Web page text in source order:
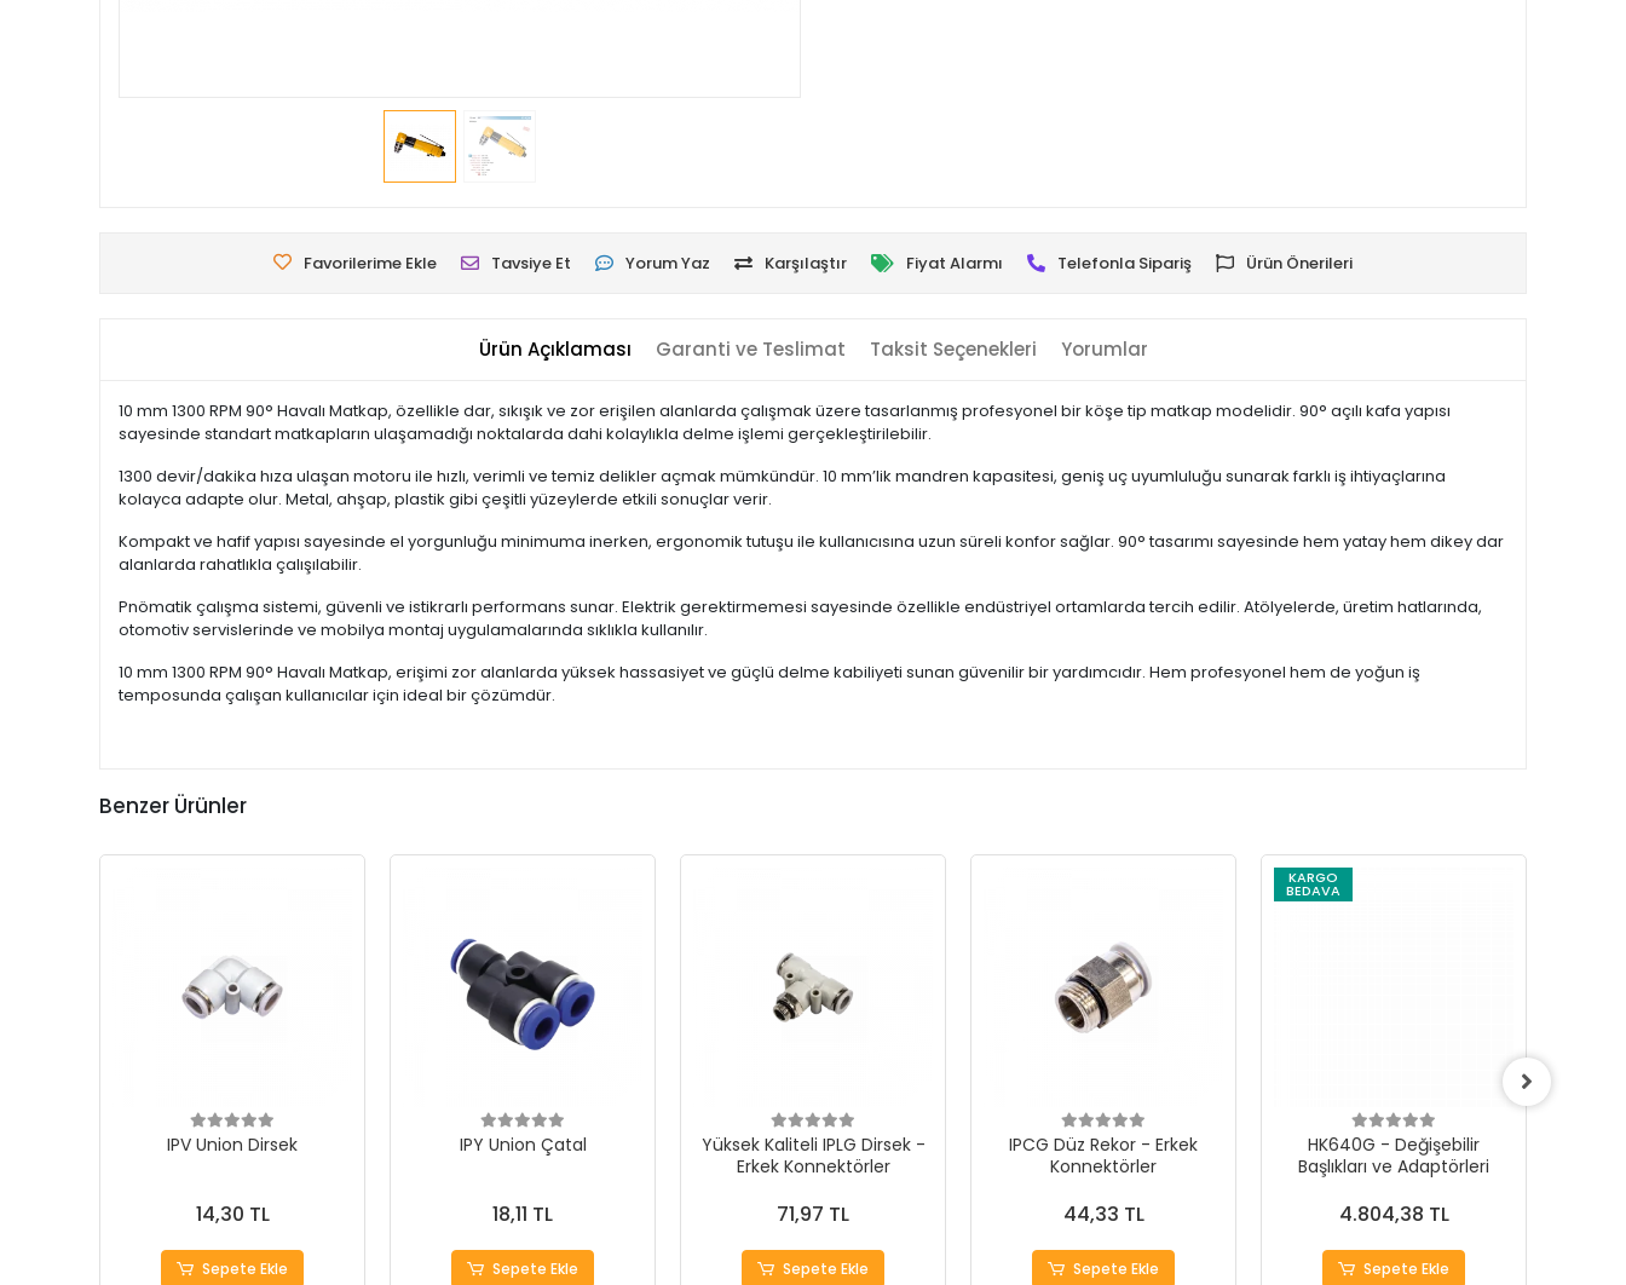
Favorilerime Ekle Tavsiye Et Yorum Yaz Karşılaştır Fiyat Alarmı Telefonla Sipariş Ürün Önerileri
Ürün Açıklaması Garanti ve Teslimat Taksit Seçenekleri Yorumlar
10 mm 1300 RPM 90° Havalı Matkap, özellikle dar, sıkışık ve zor erişilen alanlarda çalışmak üzere tasarlanmış profesyonel bir köşe tip matkap modelidir. 90° açılı kafa yapısı
sayesinde standart matkapların ulaşamadığı noktalarda dahi kolaylıkla delme işlemi gerçekleştirilebilir.
1300 devir/dakika hıza ulaşan motoru ile hızlı, verimli ve temiz delikler açmak mümkündür. 10 mm’lik mandren kapasitesi, geniş uç uyumluluğu sunarak farklı iş ihtiyaçlarına
kolayca adapte olur. Metal, ahşap, plastik gibi çeşitli yüzeylerde etkili sonuçlar verir.
Kompakt ve hafif yapısı sayesinde el yorgunluğu minimuma inerken, ergonomik tutuşu ile kullanıcısına uzun süreli konfor sağlar. 90° tasarımı sayesinde hem yatay hem dikey dar
alanlarda rahatlıkla çalışılabilir.
Pnömatik çalışma sistemi, güvenli ve istikrarlı performans sunar. Elektrik gerektirmemesi sayesinde özellikle endüstriyel ortamlarda tercih edilir. Atölyelerde, üretim hatlarında,
otomotiv servislerinde ve mobilya montaj uygulamalarında sıklıkla kullanılır.
10 mm 1300 RPM 90° Havalı Matkap, erişimi zor alanlarda yüksek hassasiyet ve güçlü delme kabiliyeti sunan güvenilir bir yardımcıdır. Hem profesyonel hem de yoğun iş
temposunda çalışan kullanıcılar için ideal bir çözümdür.
Benzer Ürünler
IPV Union Dirsek
14,30 TL
Sepete Ekle
IPY Union Çatal
18,11 TL
Sepete Ekle
Yüksek Kaliteli IPLG Dirsek -
Erkek Konnektörler
71,97 TL
Sepete Ekle
IPCG Düz Rekor - Erkek
Konnektörler
44,33 TL
Sepete Ekle
KARGO
BEDAVA
HK640G - Değişebilir
Başlıkları ve Adaptörleri
4.804,38 TL
Sepete Ekle